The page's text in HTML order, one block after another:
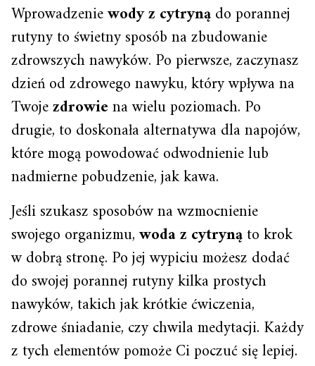
Wprowadzeniewody z cytrynądo porannej
rutyny to świetny sposób na zbudowanie
zdrowszych nawyków. Po pierwsze, zaczynasz
dzień od zdrowego nawyku, który wpływa na
Twojezdrowiena wielu poziomach. Po
drugie, to doskonała alternatywa dla napojów,
które mogą powodować odwodnienie lub
nadmierne pobudzenie, jak kawa.
Jeśli szukasz sposobów na wzmocnienie
swojego organizmu,woda z cytrynąto krok
w dobrą stronę. Po jej wypiciu możesz dodać
do swojej porannej rutyny kilka prostych
nawyków, takich jak krótkie ćwiczenia,
zdrowe śniadanie, czy chwila medytacji. Każdy
z tych elementów pomoże Ci poczuć się lepiej.